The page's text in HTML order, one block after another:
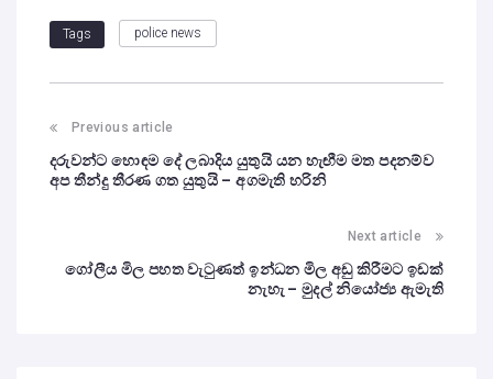
Tags police news
Previous article
දරුවන්ට හොඳම දේ ලබාදිය යුතුයි යන හැඟීම මත පදනම්ව
අප තීන්දු තීරණ ගත යුතුයි – අගමැති හරිනි
Next article
ගෝලීය මිල පහත වැටුණත් ඉන්ධන මිල අඩු කිරීමට ඉඩක්
නැහැ – මුදල් නියෝජ්‍ය ඇමැති